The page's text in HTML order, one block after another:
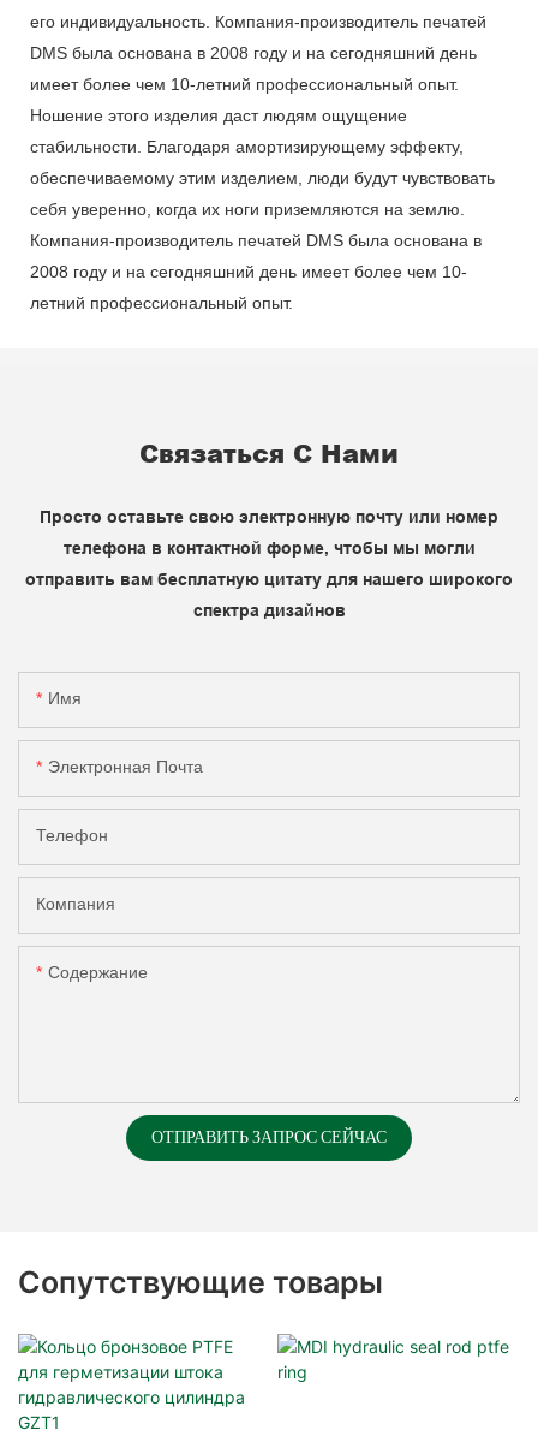
его индивидуальность. Компания-производитель печатей
DMS была основана в 2008 году и на сегодняшний день
имеет более чем 10-летний профессиональный опыт.
Ношение этого изделия даст людям ощущение
стабильности. Благодаря амортизирующему эффекту,
обеспечиваемому этим изделием, люди будут чувствовать
себя уверенно, когда их ноги приземляются на землю.
Компания-производитель печатей DMS была основана в
2008 году и на сегодняшний день имеет более чем 10-
летний профессиональный опыт.
Связаться С Нами
Просто оставьте свою электронную почту или номер
телефона в контактной форме, чтобы мы могли
отправить вам бесплатную цитату для нашего широкого
спектра дизайнов
Имя
Электронная Почта
Телефон
Компания
Содержание
ОТПРАВИТЬ ЗАПРОС СЕЙЧАС
Сопутствующие товары